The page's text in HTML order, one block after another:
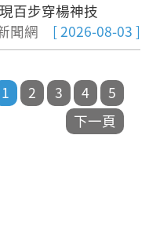
百步穿楊神技
聞網 [ 2026-08-03 ]